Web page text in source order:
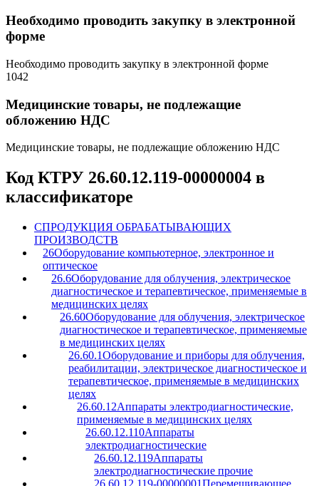
Необходимо проводить закупку в электронной
форме
Необходимо проводить закупку в электронной форме
1042
Медицинские товары, не подлежащие
обложению НДС
Медицинские товары, не подлежащие обложению НДС
Код КТРУ 26.60.12.119-00000004 в
классификаторе
CПРОДУКЦИЯ ОБРАБАТЫВАЮЩИХ
ПРОИЗВОДСТВ
26Оборудование компьютерное, электронное и
оптическое
26.6Оборудование для облучения, электрическое
диагностическое и терапевтическое, применяемые в
медицинских целях
26.60Оборудование для облучения, электрическое
диагностическое и терапевтическое, применяемые
в медицинских целях
26.60.1Оборудование и приборы для облучения,
реабилитации, электрическое диагностическое и
терапевтическое, применяемые в медицинских
целях
26.60.12Аппараты электродиагностические,
применяемые в медицинских целях
26.60.12.110Аппараты
электродиагностические
26.60.12.119Аппараты
электродиагностические прочие